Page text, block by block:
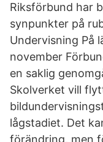
Riksförbund har
synpunkter på
Undervisning På
november
en saklig
Skolverket vill
lågstadiet. Det
förändring, men